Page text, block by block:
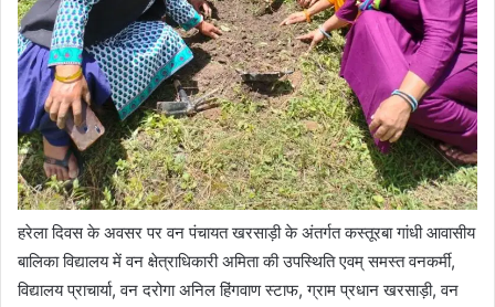
हरेला दिवस के अवसर पर वन पंचायत खरसाड़ी के अंतर्गत कस्तूरबा गांधी आवासीय
बालिका विद्यालय में वन क्षेत्राधिकारी अमिता की उपस्थिति एवम् समस्त वनकर्मी,
विद्यालय प्राचार्या, वन दरोगा अनिल हिंगवाण स्टाफ, ग्राम प्रधान खरसाड़ी, वन